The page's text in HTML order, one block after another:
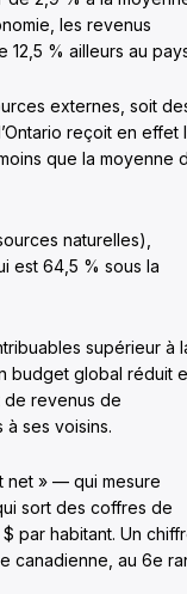
les revenus
12,5 % ailleurs au
externes, soit
reçoit en effet
que la moyenne
naturelles),
est 64,5 % sous la
supérieur à
budget global réduit
de revenus de
ses voisins.
net » — qui mesure
sort des coffres de
par habitant. Un
canadienne, au 6e